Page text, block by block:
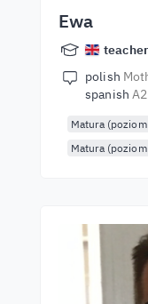
Ewa
polish
spanishA2
Matura
Matura